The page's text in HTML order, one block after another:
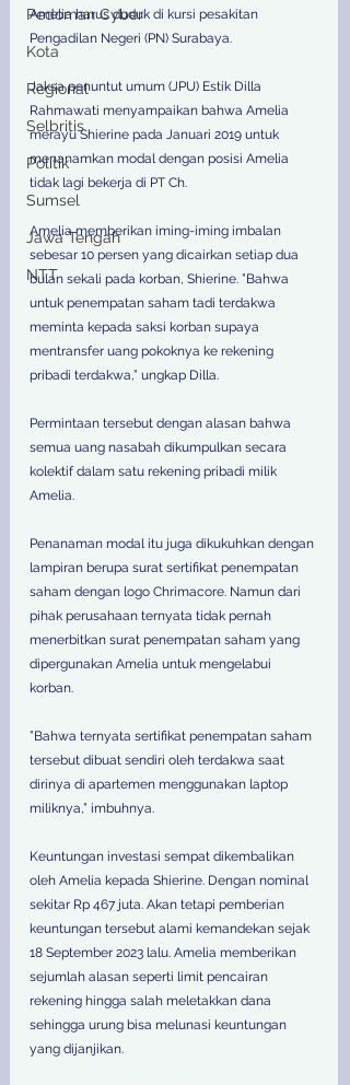
Pedoman Cyber
Kota
Regional
Selbritis
Politik
Sumsel
Jawa Tengah
NTT
Amelia harus duduk di kursi pesakitan
Pengadilan Negeri (PN) Surabaya.
Jaksa penuntut umum (JPU) Estik Dilla
Rahmawati menyampaikan bahwa Amelia
merayu Shierine pada Januari 2019 untuk
menanamkan modal dengan posisi Amelia
tidak lagi bekerja di PT Ch.
Amelia memberikan iming-iming imbalan
sebesar 10 persen yang dicairkan setiap dua
bulan sekali pada korban, Shierine. ”Bahwa
untuk penempatan saham tadi terdakwa
meminta kepada saksi korban supaya
mentransfer uang pokoknya ke rekening
pribadi terdakwa,” ungkap Dilla.
Permintaan tersebut dengan alasan bahwa
semua uang nasabah dikumpulkan secara
kolektif dalam satu rekening pribadi milik
Amelia.
Penanaman modal itu juga dikukuhkan dengan
lampiran berupa surat sertifikat penempatan
saham dengan logo Chrimacore. Namun dari
pihak perusahaan ternyata tidak pernah
menerbitkan surat penempatan saham yang
dipergunakan Amelia untuk mengelabui
korban.
”Bahwa ternyata sertifikat penempatan saham
tersebut dibuat sendiri oleh terdakwa saat
dirinya di apartemen menggunakan laptop
miliknya,” imbuhnya.
Keuntungan investasi sempat dikembalikan
oleh Amelia kepada Shierine. Dengan nominal
sekitar Rp 467 juta. Akan tetapi pemberian
keuntungan tersebut alami kemandekan sejak
18 September 2023 lalu. Amelia memberikan
sejumlah alasan seperti limit pencairan
rekening hingga salah meletakkan dana
sehingga urung bisa melunasi keuntungan
yang dijanjikan.